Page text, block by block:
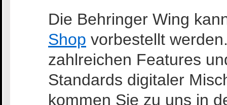
Die Behringer Wing
Shop vorbestellt
zahlreichen Features
Standards digitaler
kommen Sie zu uns in